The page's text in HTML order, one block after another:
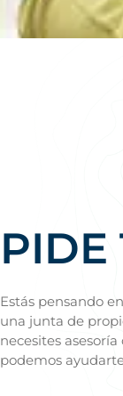
PIDE
Estás pensando
una junta de
necesites
podemos